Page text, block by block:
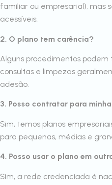
familiar ou empresarial), mas
acessíveis.
2. O plano tem carência?
Alguns procedimentos
consultas e limpezas
adesão.
3. Posso contratar para
Sim, temos planos
para pequenas, médias e
4. Posso usar o plano em
Sim, a rede credenciada é